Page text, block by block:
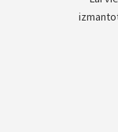
vietā, ja